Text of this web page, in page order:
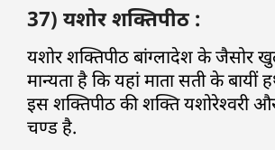
37) यशोर शक्तिपीठ :
यशोर शक्तिपीठ बांग्लादेश के जैसोर
मान्यता है कि यहां माता सती के बायीं
इस शक्तिपीठ की शक्ति यशोरेश्वरी
चण्ड है.